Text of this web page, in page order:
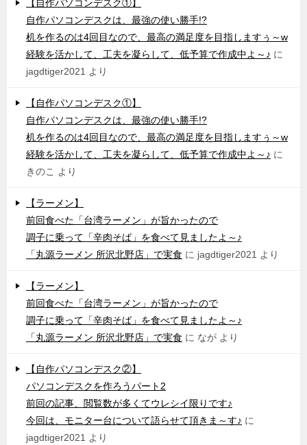
【自作パソコンデスク①】
自作パソコンデスクは、最強の使い勝手!?
机を作るのは4回目なので、最高の満足度を目指しますぅ～w
経験を活かして、工夫を凝らして、低予算で作成中よ～♪ に
jagdtiger2021 より
【自作パソコンデスク①】
自作パソコンデスクは、最強の使い勝手!?
机を作るのは4回目なので、最高の満足度を目指しますぅ～w
経験を活かして、工夫を凝らして、低予算で作成中よ～♪ に
きのこ より
【ラーメン】
前回食べた「台湾ラーメン」が旨かったので
調子に乗って「辛肉そば」を食べて見ましたよ～♪
「丸源ラーメン 所沢北野店」で実食 に jagdtiger2021 より
【ラーメン】
前回食べた「台湾ラーメン」が旨かったので
調子に乗って「辛肉そば」を食べて見ましたよ～♪
「丸源ラーメン 所沢北野店」で実食 に なが より
【自作パソコンデスク②】
パソコンデスクを作ろうパート2
前回の記事、閲覧数が多くてウレシイ限りです♪
今回は、モニター台について語らせて頂きま～す♪ に
jagdtiger2021 より